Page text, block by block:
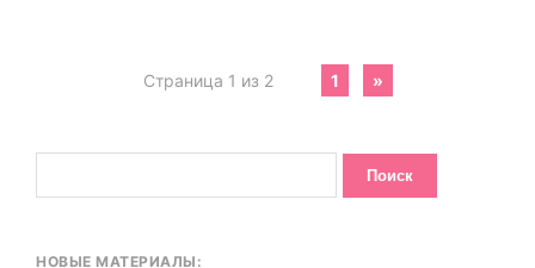
Страница 1 из 2 1 »
НОВЫЕ МАТЕРИАЛЫ: